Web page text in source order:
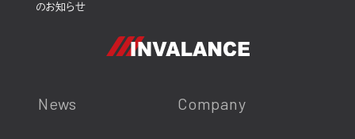
のお知らせ
News Company